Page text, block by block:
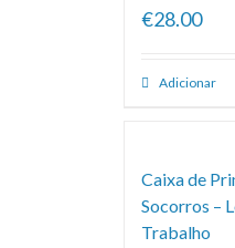
€28.00
Adicionar
Caixa de
Socorros –
Trabalho